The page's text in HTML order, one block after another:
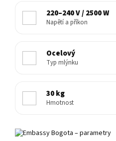
220–240 V / 2500 W
Napětí a příkon
Ocelový
Typ mlýnku
30 kg
Hmotnost